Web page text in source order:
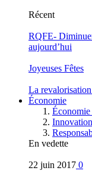
Récent
RQFE-
aujourd’hui
Joyeuses Fêtes
La
Économie
Économie
Innovation
En vedette
22 juin 2017 0